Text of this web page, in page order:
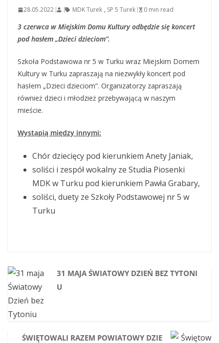
28.05.2022 MDK Turek , SP 5 Turek 0 min read
3 czerwca w Miejskim Domu Kultury odbędzie się koncert
pod hasłem „Dzieci dzieciom”.
Szkoła Podstawowa nr 5 w Turku wraz Miejskim Domem
Kultury w Turku zapraszają na niezwykły koncert pod
hasłem „Dzieci dzieciom”. Organizatorzy zapraszają
również dzieci i młodzież przebywającą w naszym
mieście.
Wystąpią między innymi:
Chór dziecięcy pod kierunkiem Anety Janiak,
soliści i zespół wokalny ze Studia Piosenki
MDK w Turku pod kierunkiem Pawła Grabary,
soliści, duety ze Szkoły Podstawowej nr 5 w
Turku
31 MAJA ŚWIATOWY DZIEŃ BEZ TYTONI
U
ŚWIĘTOWALI RAZEM POWIATOWY DZIE